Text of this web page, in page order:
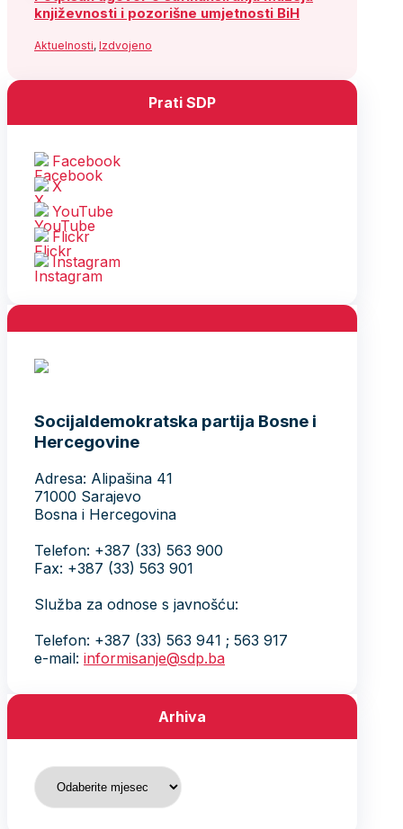
književnosti i pozorišne umjetnosti BiH
Aktuelnosti, Izdvojeno
Prati SDP
Facebook
X
YouTube
Flickr
Instagram
Socijaldemokratska partija Bosne i
Hercegovine
Adresa: Alipašina 41
71000 Sarajevo
Bosna i Hercegovina
Telefon: +387 (33) 563 900
Fax: +387 (33) 563 901
Služba za odnose s javnošću:
Telefon: +387 (33) 563 941 ; 563 917
e-mail: informisanje@sdp.ba
Arhiva
Arhiva